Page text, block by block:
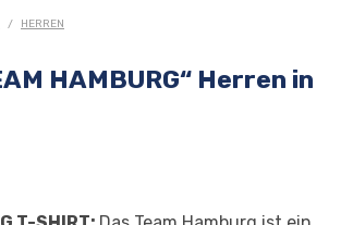
/ HERREN
HAMBURG“ Herren in